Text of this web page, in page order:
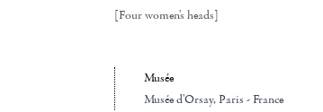
[Four women's heads]
Musée
Musée d'Orsay, Paris - France